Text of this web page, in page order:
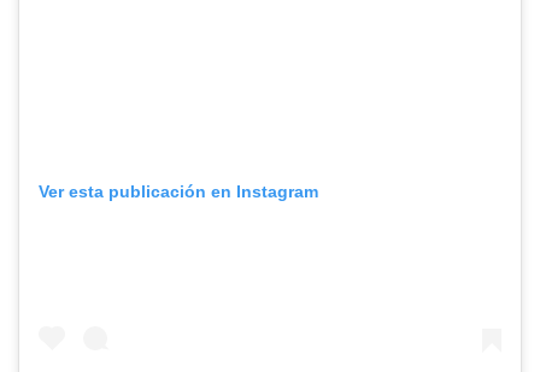
Ver esta publicación en Instagram